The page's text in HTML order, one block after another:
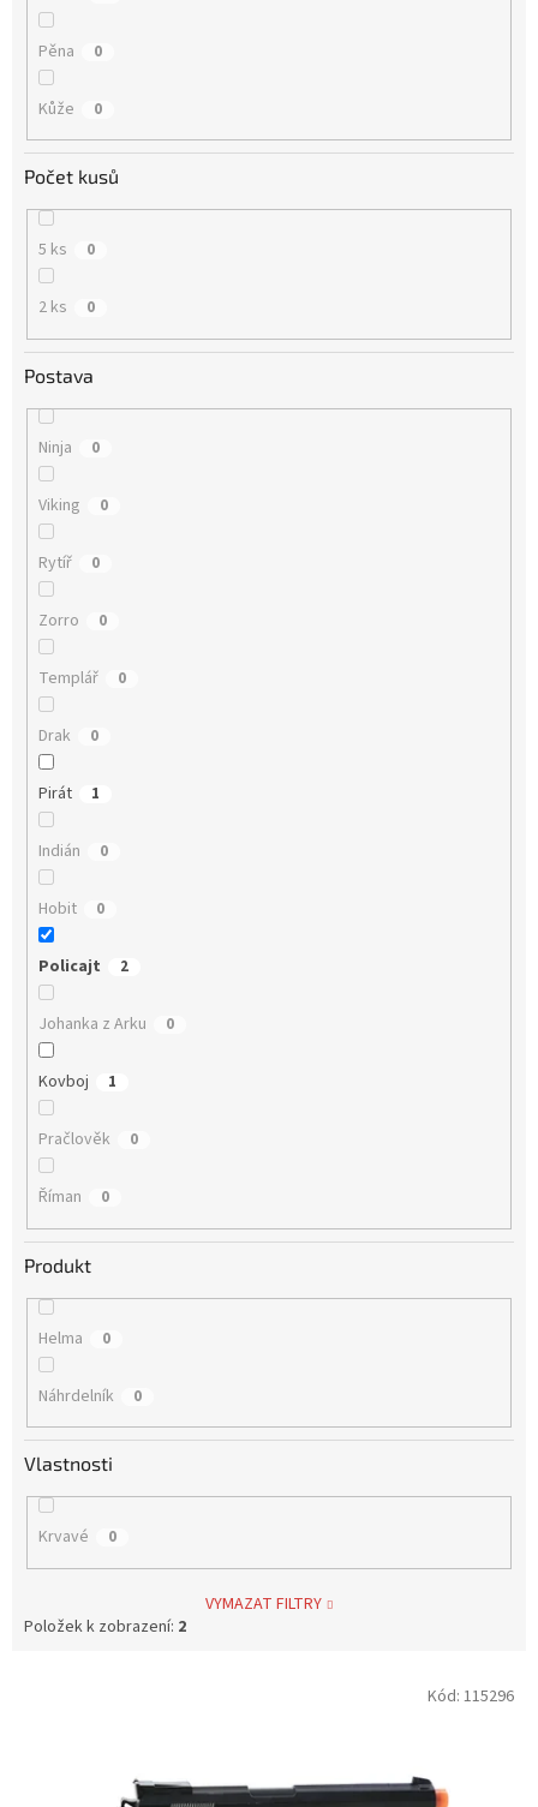
Pěna 0
Kůže 0
Počet kusů
5 ks 0
2 ks 0
Postava
Ninja 0
Viking 0
Rytíř 0
Zorro 0
Templář 0
Drak 0
Pirát 1
Indián 0
Hobit 0
Policajt 2
Johanka z Arku 0
Kovboj 1
Pračlověk 0
Říman 0
Produkt
Helma 0
Náhrdelník 0
Vlastnosti
Krvavé 0
VYMAZAT FILTRY
Položek k zobrazení: 2
Kód: 115296